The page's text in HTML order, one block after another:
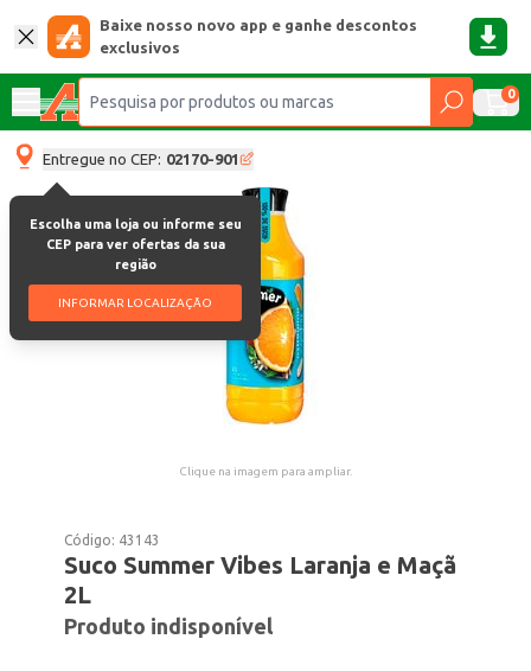
Baixe nosso novo app e ganhe descontos
exclusivos
0
Entregue no CEP: 02170-901
Escolha uma loja ou informe seu
CEP para ver ofertas da sua
região
INFORMAR LOCALIZAÇÃO
Clique na imagem para ampliar.
Código: 43143
Suco Summer Vibes Laranja e Maçã
2L
Produto indisponível